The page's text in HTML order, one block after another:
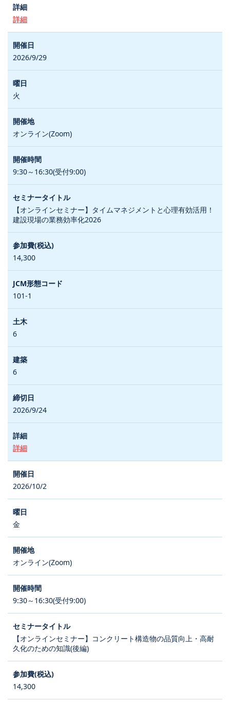
詳細
2026/9/29
火
オンライン(Zoom)
9:30～16:30(受付9:00)
【オンラインセミナー】タイムマネジメントと心理有効活用！
建設現場の業務効率化2026
14,300
101-1
6
6
2026/9/24
詳細
2026/10/2
金
オンライン(Zoom)
9:30～16:30(受付9:00)
【オンラインセミナー】コンクリート構造物の品質向上・高耐
久化のための知識(後編)
14,300